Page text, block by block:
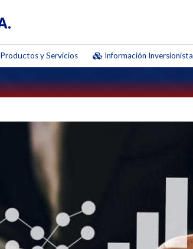
Productos y Servicios Información Inversionista